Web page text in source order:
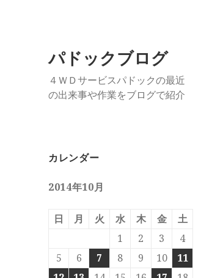
パドックブログ
４ＷＤサービスパドックの最近
の出来事や作業をブログで紹介
カレンダー
2014年10月
日 月 火 水 木 金
土
1
2 3
4
5
6 7 8 9 10
11